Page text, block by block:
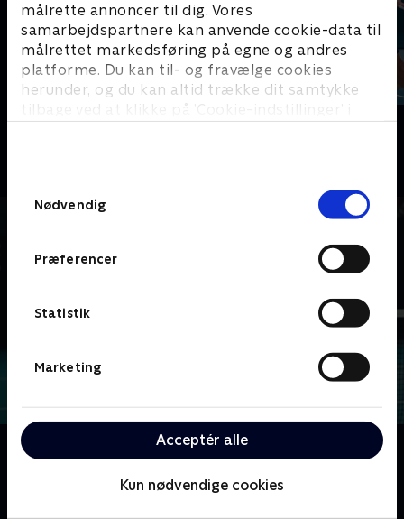
målrette annoncer til dig. Vores
samarbejdspartnere kan anvende cookie-data til
målrettet markedsføring på egne og andres
platforme. Du kan til- og fravælge cookies
herunder, og du kan altid trække dit samtykke
tilbage ved at klikke på ’Cookie-indstillinger’ i
Nødvendig
Præferencer
Statistik
Marketing
Acceptér alle
Kun nødvendige cookies
Højdepunkter ATP
Om ATP - Højdepunkter